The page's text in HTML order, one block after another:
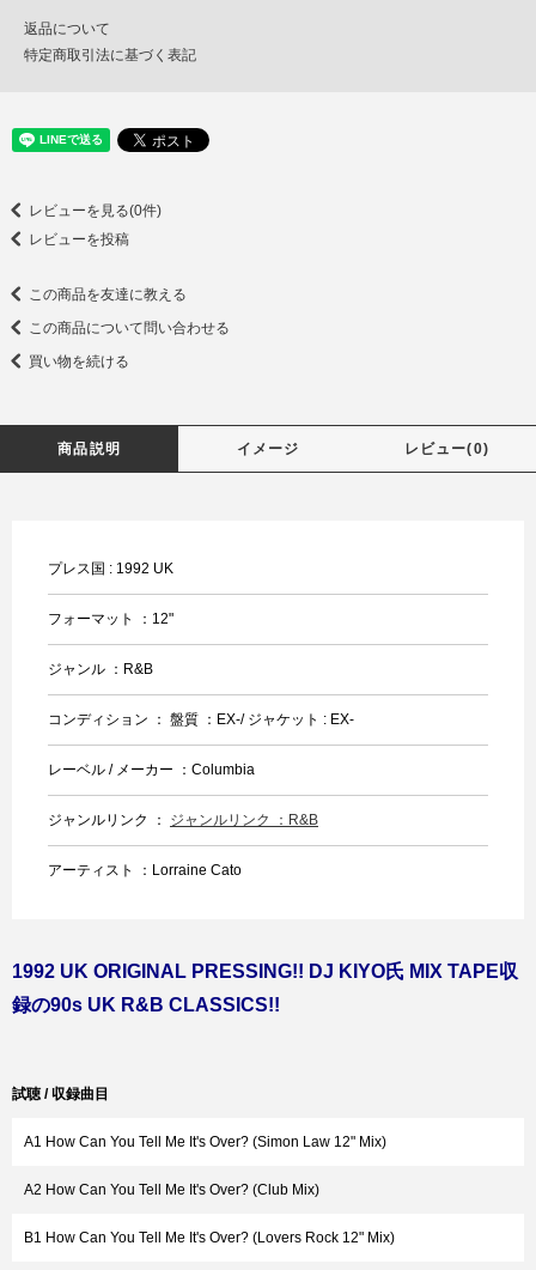
返品について
特定商取引法に基づく表記
レビューを見る(0件)
レビューを投稿
この商品を友達に教える
この商品について問い合わせる
買い物を続ける
商品説明 イメージ レビュー(0)
プレス国 : 1992 UK
フォーマット ：12"
ジャンル ：R&B
コンディション ： 盤質 ：EX-/ ジャケット : EX-
レーベル / メーカー ：Columbia
ジャンルリンク ： ジャンルリンク ：R&B
アーティスト ：Lorraine Cato
1992 UK ORIGINAL PRESSING!! DJ KIYO氏 MIX TAPE収
録の90s UK R&B CLASSICS!!
試聴 / 収録曲目
A1 How Can You Tell Me It's Over? (Simon Law 12" Mix)
A2 How Can You Tell Me It's Over? (Club Mix)
B1 How Can You Tell Me It's Over? (Lovers Rock 12" Mix)